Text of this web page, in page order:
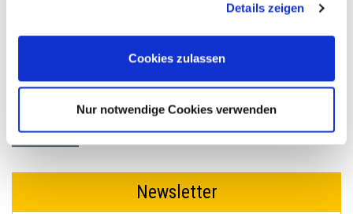
Cookies, wenn Sie unsere Webseite weiterhin nutzen.
Details zeigen
Cookies zulassen
Nur notwendige Cookies verwenden
« Zurück
Newsletter